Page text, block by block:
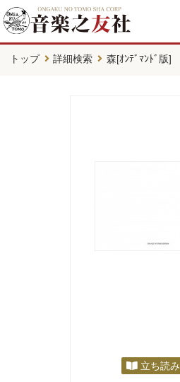
トップ 詳細検索 森[ｵﾝﾃﾞﾏﾝﾄﾞ版]
立ち読み